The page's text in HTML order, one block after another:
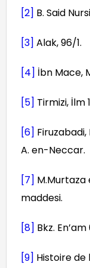
[2] B. Said
[3] Alak, 96/1.
[4] İbn Mace,
[5] Tirmizi, İlm
[6] Firuzabadi,
A. en-Neccar.
[7] M.Murtaza
maddesi.
[8] Bkz. En’am
[9] Histoire de